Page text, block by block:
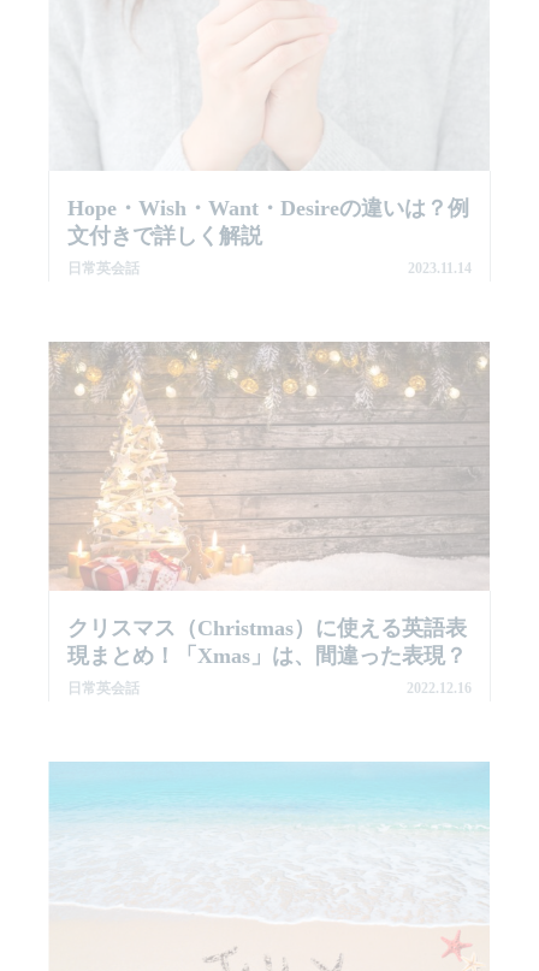
Hope・wish・want・desireの違いは？例
文付きで詳しく解説
日常英会話 2023.11.14
クリスマス（Christmas）に使える英語表
現まとめ！「Xmas」は、間違った表現？
日常英会話 2022.12.16